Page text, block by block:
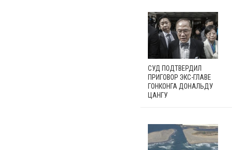
СУД ПОДТВЕРДИЛ
ПРИГОВОР ЭКС-ГЛАВЕ
ГОНКОНГА ДОНАЛЬДУ
ЦАНГУ